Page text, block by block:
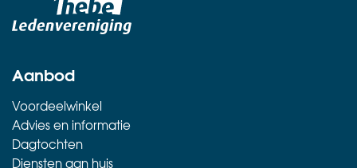
Aanbod
Voordeelwinkel
Advies en informatie
Dagtochten
Diensten aan huis